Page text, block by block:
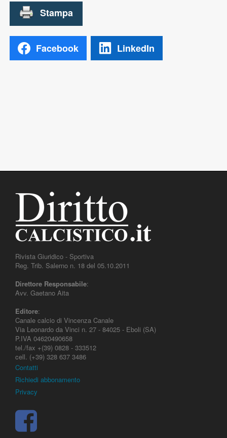
Facebook LinkedIn
Rivista Giuridico - Sportiva
Reg. Trib. Salerno n. 18 del 05.10.2011
Direttore Responsabile:
Avv. Gaetano Aita
Editore:
Canale calcio di Vincenza Canale
Via Leonardo da Vinci n. 27 - 84025 - Eboli (SA)
P.IVA 04620490658
tel./fax +(39) 0828 - 333512
cell. (+39) 328 637 3486
Contatti
Richiedi abbonamento
Privacy